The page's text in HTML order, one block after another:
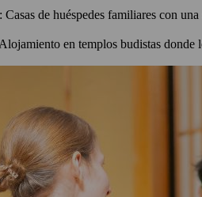
: Casas de huéspedes familiares con
en templos budistas